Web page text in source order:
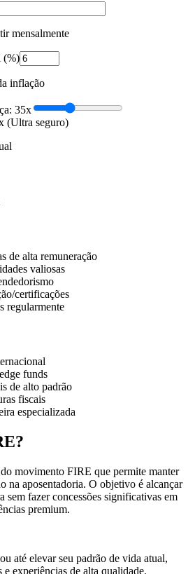
mensalmente
(%)
inflação
35x
(Ultra seguro)
de alta remuneração
valiosas
certificações
regularmente
funds
de alto padrão
fiscais
especializada
movimento FIRE que permite manter
na aposentadoria. O objetivo é alcançar
sem fazer concessões significativas em
premium.
até elevar seu padrão de vida atual,
experiências de alta qualidade.